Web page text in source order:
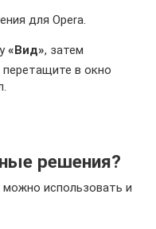
для Opera.
«Вид», затем
перетащите в окно
решения?
использовать и